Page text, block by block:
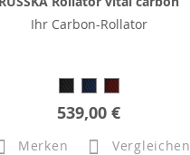
Ihr Carbon-Rollator
539,00 €
Merken Vergleichen